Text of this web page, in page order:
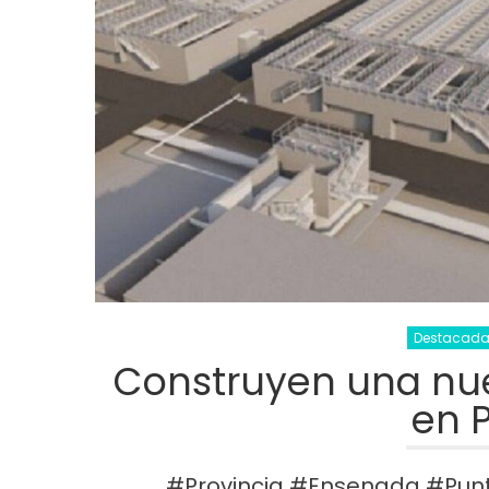
Construyen una
en